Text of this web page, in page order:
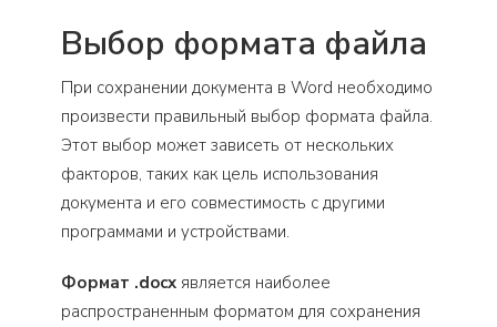
Выбор формата файла
При сохранении документа в Word необходимо
произвести правильный выбор формата файла.
Этот выбор может зависеть от нескольких
факторов, таких как цель использования
документа и его совместимость с другими
программами и устройствами.
Формат .docx является наиболее
распространенным форматом для сохранения